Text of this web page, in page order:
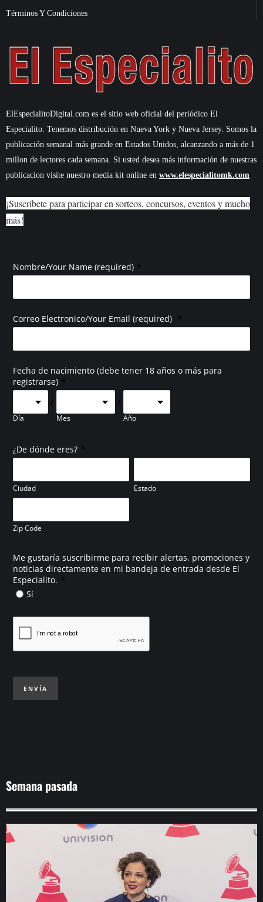
Términos Y Condiciones
ElEspecialitoDigital.com es el sitio web oficial del periódico El
Especialito. Tenemos distribución en Nueva York y Nueva Jersey. Somos la
publicación semanal más grande en Estados Unidos, alcanzando a más de 1
millon de lectores cada semana. Si usted desea más información de nuestras
publicacion visite nuestro media kit online en www.elespecialitomk.com
¡Suscríbete para participar en sorteos, concursos, eventos y mucho
más!
Nombre/Your Name (required) *
Correo Electronico/Your Email (required) *
Fecha de nacimiento (debe tener 18 años o más para
registrarse) *
Día
/
Mes
/
Año
¿De dónde eres? *
Ciudad Estado
Zip Code
Me gustaría suscribirme para recibir alertas, promociones y
noticias directamente en mi bandeja de entrada desde El
Especialito. *
Sí
ENVÍA
Semana pasada